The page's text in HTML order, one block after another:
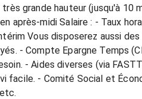
grande hauteur (jusqu'à 10
après-midi Salaire : - Taux
Vous disposerez aussi
- Compte Epargne Temps
- Aides diverses (via
facile. - Comité Social et